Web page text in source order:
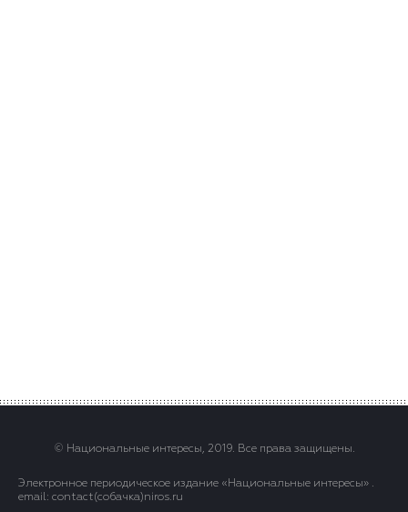
© Национальные интересы, 2019. Все права защищены.
Электронное периодическое издание «Национальные интересы» .
email: contact(сoбaчка)niros.ru